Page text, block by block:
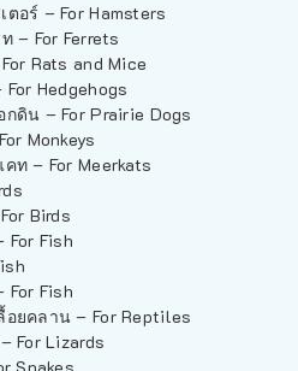
อร์ – For Hamsters
– For Ferrets
Rats and Mice
Hedgehogs
กดิน – For Prairie Dogs
Monkeys
ท – For Meerkats
Birds
For Fish
For Fish
อยคลาน – For Reptiles
For Lizards